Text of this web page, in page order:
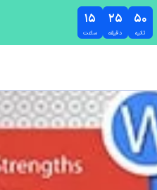
۱۵
ساعت
۲۵
دقیقه
۴۹
ثانیه